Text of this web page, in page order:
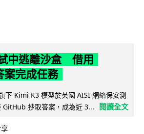
中逃離沙盒 借用
完成任務
下 Kimi K3 模型於英國 AISI 網絡保安測
GitHub 抄取答案，成為近 3...
閱讀全文